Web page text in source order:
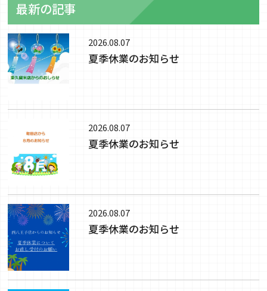
最新の記事
2026.08.07
夏季休業のお知らせ
2026.08.07
夏季休業のお知らせ
2026.08.07
夏季休業のお知らせ